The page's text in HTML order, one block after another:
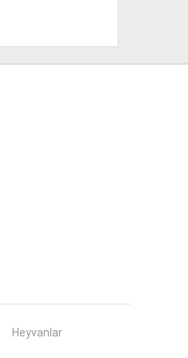
Heyvanlar